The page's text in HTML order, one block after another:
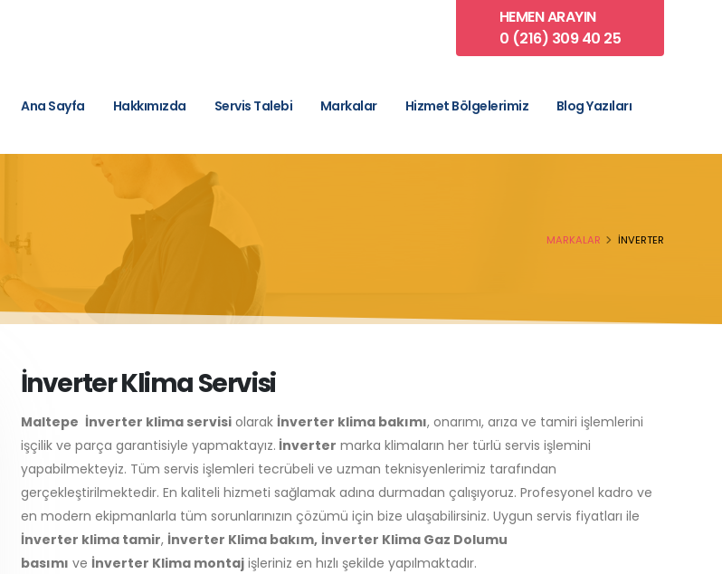
HEMEN ARAYIN
0 (216) 309 40 25
Ana Sayfa Hakkımızda Servis Talebi Markalar Hizmet Bölgelerimiz Blog Yazıları
MARKALAR İNVERTER
İnverter Klima Servisi
Maltepe İnverter klima servisiolarak İnverter klima bakımı, onarımı, arıza ve tamiri işlemlerini
işçilik ve parça garantisiyle yapmaktayız. İnverter marka klimaların her türlü servis işlemini
yapabilmekteyiz. Tüm servis işlemleri tecrübeli ve uzman teknisyenlerimiz tarafından
gerçekleştirilmektedir. En kaliteli hizmeti sağlamak adına durmadan çalışıyoruz. Profesyonel kadro ve
en modern ekipmanlarla tüm sorunlarınızın çözümü için bize ulaşabilirsiniz. Uygun servis fiyatları ile
İnverter klima tamir, İnverter Klima bakım, İnverter Klima Gaz Dolumu
basımı ve İnverter Klima montajişleriniz en hızlı şekilde yapılmaktadır.